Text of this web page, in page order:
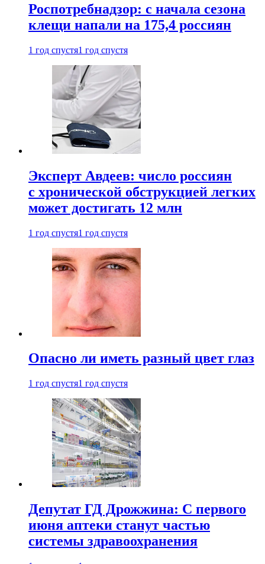
Роспотребнадзор: с начала сезона
клещи напали на 175,4 россиян
1 год спустя1 год спустя
Эксперт Авдеев: число россиян
с хронической обструкцией легких
может достигать 12 млн
1 год спустя1 год спустя
Опасно ли иметь разный цвет глаз
1 год спустя1 год спустя
Депутат ГД Дрожжина: С первого
июня аптеки станут частью
системы здравоохранения